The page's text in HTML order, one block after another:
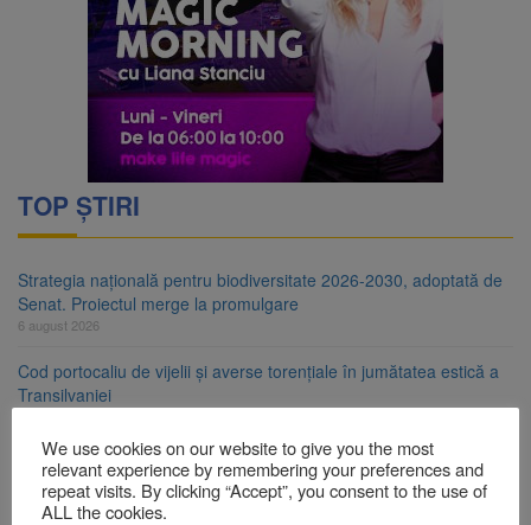
TOP ȘTIRI
Strategia națională pentru biodiversitate 2026-2030, adoptată de
Senat. Proiectul merge la promulgare
6 august 2026
Cod portocaliu de vijelii și averse torențiale în jumătatea estică a
Transilvaniei
Bărbat din Victoria, reținut după ce și-ar fi agresat soția de două
ori în câteva zile
6 august 2026
We use cookies on our website to give you the most
relevant experience by remembering your preferences and
repeat visits. By clicking “Accept”, you consent to the use of
ALL the cookies.